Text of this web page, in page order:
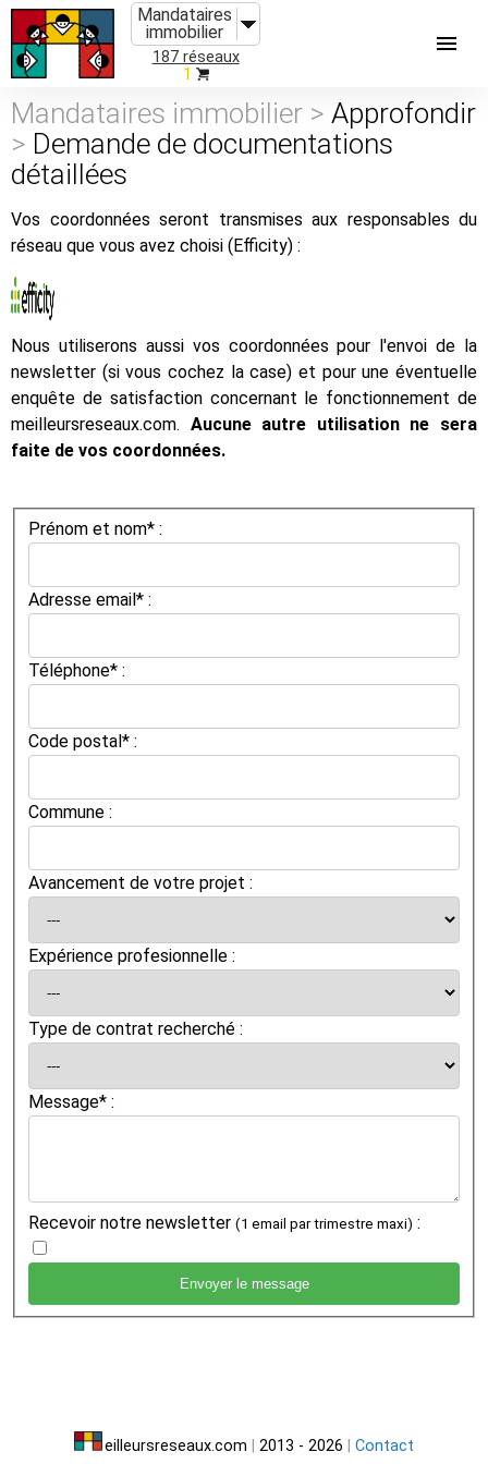
Mandataires
immobilier
187 réseaux
1
Mandataires immobilier > Approfondir
> Demande de documentations
détaillées
Vos coordonnées seront transmises aux responsables du
réseau que vous avez choisi (Efficity) :
Nous utiliserons aussi vos coordonnées pour l'envoi de la
newsletter (si vous cochez la case) et pour une éventuelle
enquête de satisfaction concernant le fonctionnement de
meilleursreseaux.com. Aucune autre utilisation ne sera
faite de vos coordonnées.
Prénom et nom* :
Adresse email* :
Téléphone* :
Code postal* :
Commune :
Avancement de votre projet :
Expérience profesionnelle :
Type de contrat recherché :
Message* :
Recevoir notre newsletter (1 email par trimestre maxi) :
eilleursreseaux.com 2013 - 2026 Contact